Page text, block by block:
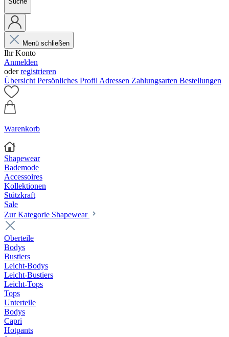
Menü schließen
Ihr Konto
Anmelden
oderregistrieren
Übersicht Persönliches Profil Adressen Zahlungsarten Bestellungen
Warenkorb
Shapewear
Bademode
Accessoires
Kollektionen
Stützkraft
Sale
Zur Kategorie Shapewear
Oberteile
Bodys
Bustiers
Leicht-Bodys
Leicht-Bustiers
Leicht-Tops
Tops
Unterteile
Bodys
Capri
Hotpants